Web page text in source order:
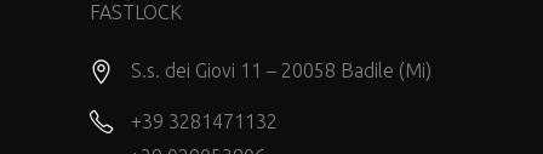
FASTLOCK
S.s. dei Giovi 11 – 20058 Badile (Mi)
+39 3281471132